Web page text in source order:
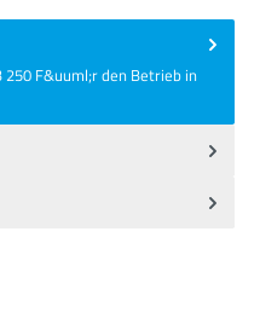
F&uuml;r den Betrieb in